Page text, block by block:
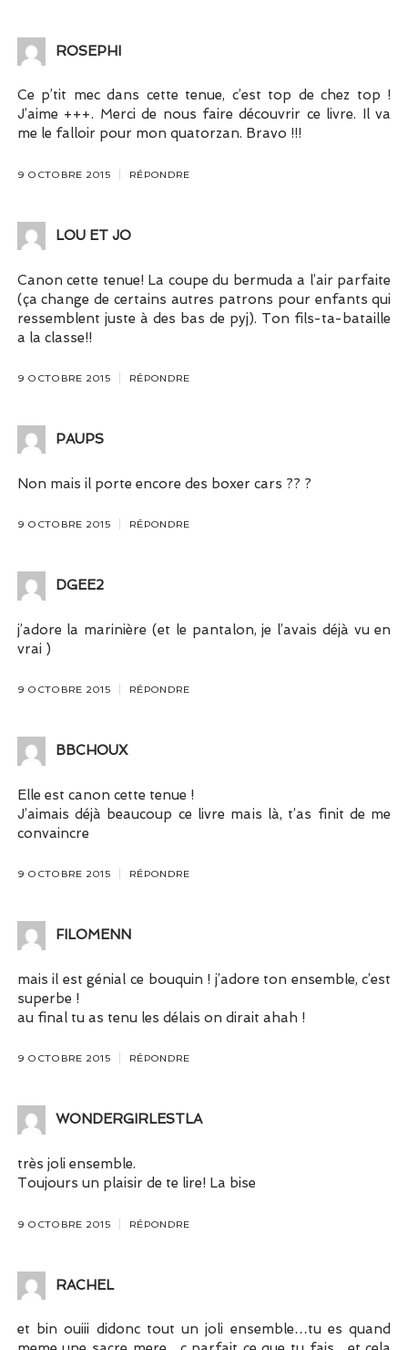
ROSEPHI
Ce p’tit mec dans cette tenue, c’est top de chez top !
J’aime +++. Merci de nous faire découvrir ce livre. Il va
me le falloir pour mon quatorzan. Bravo !!!
9 OCTOBRE 2015 RÉPONDRE
LOU ET JO
Canon cette tenue! La coupe du bermuda a l’air parfaite
(ça change de certains autres patrons pour enfants qui
ressemblent juste à des bas de pyj). Ton fils-ta-bataille
a la classe!!
9 OCTOBRE 2015 RÉPONDRE
PAUPS
Non mais il porte encore des boxer cars ?? ?
9 OCTOBRE 2015 RÉPONDRE
DGEE2
j’adore la marinière (et le pantalon, je l’avais déjà vu en
vrai )
9 OCTOBRE 2015 RÉPONDRE
BBCHOUX
Elle est canon cette tenue !
J’aimais déjà beaucoup ce livre mais là, t’as finit de me
convaincre
9 OCTOBRE 2015 RÉPONDRE
FILOMENN
mais il est génial ce bouquin ! j’adore ton ensemble, c’est
superbe !
au final tu as tenu les délais on dirait ahah !
9 OCTOBRE 2015 RÉPONDRE
WONDERGIRLESTLA
très joli ensemble.
Toujours un plaisir de te lire! La bise
9 OCTOBRE 2015 RÉPONDRE
RACHEL
et bin ouiii didonc tout un joli ensemble…tu es quand